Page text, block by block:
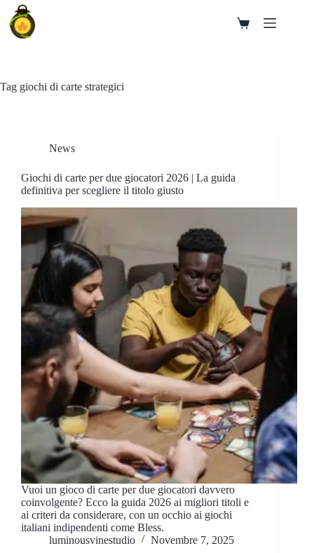
Salta
contenuto
Carrello
Tag giochi di carte strategici
News
Giochi di carte per due giocatori 2026 | La guida
definitiva per scegliere il titolo giusto
Vuoi un gioco di carte per due giocatori davvero
coinvolgente? Ecco la guida 2026 ai migliori titoli e
ai criteri da considerare, con un occhio ai giochi
italiani indipendenti come Bless.
luminousvinestudio
Novembre 7, 2025